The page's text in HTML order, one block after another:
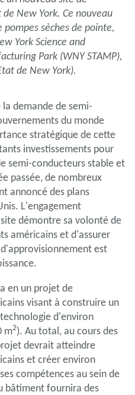
New York. Ce nouveau
sèches de pointe,
York Science and
Park (WNY STAMP),
de New York).
demande de semi-
du monde
stratégique de cette
investissements pour
semi-conducteurs stable et
passée, de nombreux
annoncé des plans
L'engagement
démontre sa volonté de
américains et d'assurer
est
en un projet de
visant à construire un
d'environ
m2). Au total, au cours des
devrait atteindre
et créer environ
compétences au sein de
bâtiment fournira des